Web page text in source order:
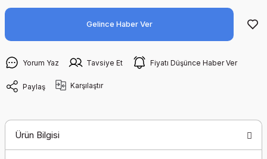
Gelince Haber Ver
Yorum Yaz Tavsiye Et Fiyatı Düşünce Haber Ver
Paylaş Karşılaştır
Ürün Bilgisi